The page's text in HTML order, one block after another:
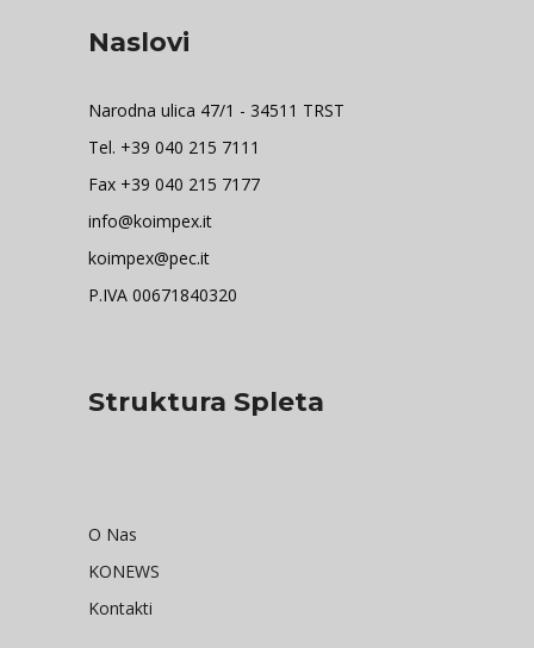
Naslovi
Narodna ulica 47/1 - 34511 TRST
Tel. +39 040 215 7111
Fax +39 040 215 7177
info@koimpex.it
koimpex@pec.it
P.IVA 00671840320
Struktura Spleta
O Nas
KONEWS
Kontakti